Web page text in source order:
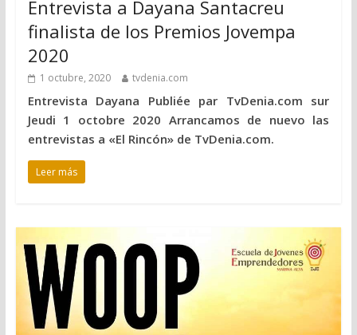
Entrevista a Dayana Santacreu
finalista de los Premios Jovempa
2020
1 octubre, 2020 tvdenia.com
Entrevista Dayana Publiée par TvDenia.com sur
Jeudi 1 octobre 2020 Arrancamos de nuevo las
entrevistas a «El Rincón» de TvDenia.com.
Leer más